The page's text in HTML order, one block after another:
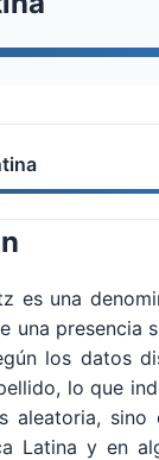
es una
una presencia
los datos
lo que
aleatoria, sino
Latina y en